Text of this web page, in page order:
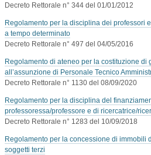
Decreto Rettorale n° 344 del 01/01/2012
Regolamento per la disciplina dei professori
a tempo determinato
Decreto Rettorale n° 497 del 04/05/2016
Regolamento di ateneo per la costituzione di
all’assunzione di Personale Tecnico
Decreto Rettorale n° 1130 del 08/09/2020
Regolamento per la disciplina del
professoressa/professore e di ricercatrice/
Decreto Rettorale n° 1283 del 10/09/2018
Regolamento per la concessione di immobili
soggetti terzi